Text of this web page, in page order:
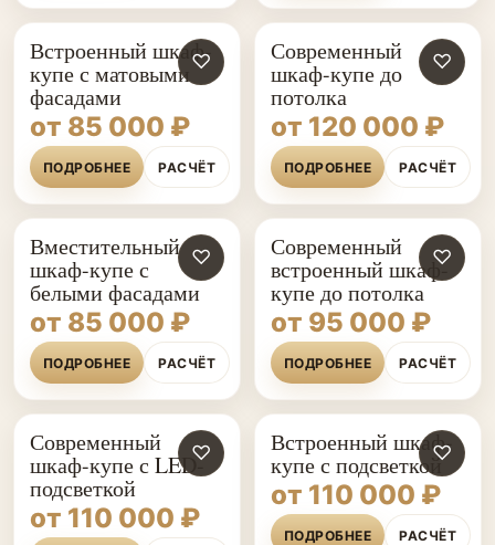
♡
Встроенный шкаф-
купе с матовыми
фасадами
от 85 000 ₽
ПОДРОБНЕЕ РАСЧЁТ
♡
Современный
шкаф-купе до
потолка
от 120 000 ₽
ПОДРОБНЕЕ РАСЧЁТ
♡
Вместительный
шкаф-купе с
белыми фасадами
от 85 000 ₽
ПОДРОБНЕЕ РАСЧЁТ
♡
Современный
встроенный шкаф-
купе до потолка
от 95 000 ₽
ПОДРОБНЕЕ РАСЧЁТ
♡
Современный
шкаф-купе с LED-
подсветкой
от 110 000 ₽
♡
Встроенный шкаф-
купе с подсветкой
от 110 000 ₽
ПОДРОБНЕЕ РАСЧЁТ